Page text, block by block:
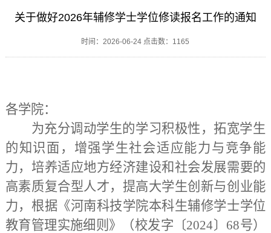
关于做好2026年辅修学士学位修读报名工作的通知
时间：2026-06-24 点击数： 1165
各学院：
为充分调动学生的学习积极性，拓宽学生
的知识面，增强学生社会适应能力与竞争能
力，培养适应地方经济建设和社会发展需要的
高素质复合型人才，提高大学生创新与创业能
力，根据《河南科技学院本科生辅修学士学位
教育管理实施细则》（校发字〔2024〕68号）